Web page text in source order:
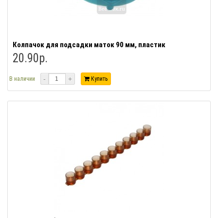
Колпачок для подсадки маток 90 мм, пластик
20.90р.
В наличии - + Купить